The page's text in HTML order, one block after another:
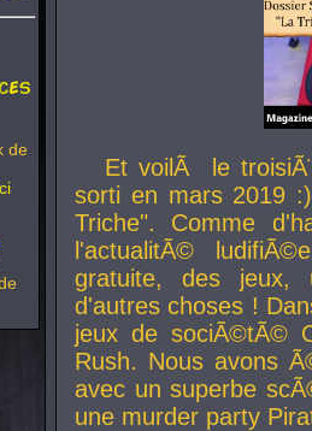
de
Et voilÃ le
sorti en mars 2019
Triche". Comme
l'actualitÃ©
gratuite, des jeux,
d'autres choses !
jeux de sociÃ©tÃ©
Rush. Nous avons
avec un superbe
une murder party